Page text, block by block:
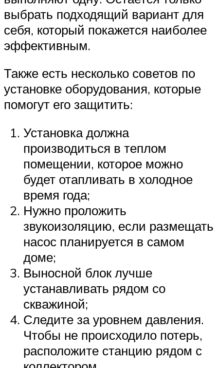
выбрать подходящий вариант для
себя, который покажется наиболее
эффективным.
Также есть несколько советов по
установке оборудования, которые
помогут его защитить:
Установка должна
производиться в теплом
помещении, которое можно
будет отапливать в холодное
время года;
Нужно проложить
звукоизоляцию, если размещать
насос планируется в самом
доме;
Выносной блок лучше
устанавливать рядом со
скважиной;
Следите за уровнем давления.
Чтобы не происходило потерь,
расположите станцию рядом с